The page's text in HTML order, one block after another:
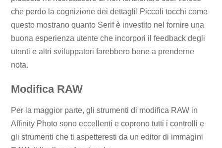
che perdo la cognizione dei dettagli! Piccoli tocchi come
questo mostrano quanto Serif è investito nel fornire una
buona esperienza utente che incorpori il feedback degli
utenti e altri sviluppatori farebbero bene a prenderne
nota.
Modifica RAW
Per la maggior parte, gli strumenti di modifica RAW in
Affinity Photo sono eccellenti e coprono tutti i controlli e
gli strumenti che ti aspetteresti da un editor di immagini